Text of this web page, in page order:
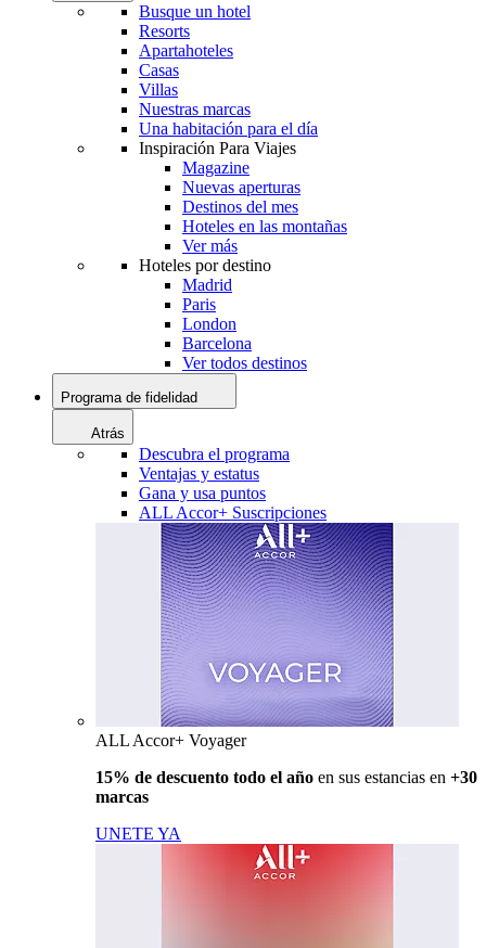
Busque un hotel
Resorts
Apartahoteles
Casas
Villas
Nuestras marcas
Una habitación para el día
Inspiración Para Viajes
Magazine
Nuevas aperturas
Destinos del mes
Hoteles en las montañas
Ver más
Hoteles por destino
Madrid
Paris
London
Barcelona
Ver todos destinos
Programa de fidelidad
Atrás
Descubra el programa
Ventajas y estatus
Gana y usa puntos
ALL Accor+ Suscripciones
ALL Accor+ Voyager
15% de descuento todo el año en sus estancias en +30
marcas
UNETE YA